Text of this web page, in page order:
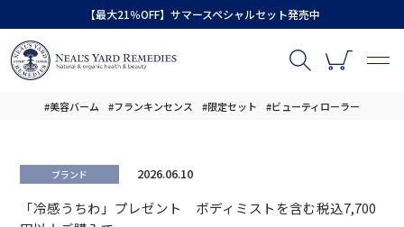
【最大21％OFF】サマースペシャルセット発売中
#美容バーム #フランキンセンス #限定セット #ビューティローラー
ブランド 2026.06.10
「冷感うちわ」プレゼント ボディミストを含む税込7,700